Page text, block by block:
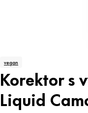
vegan
Korektor s
Liquid